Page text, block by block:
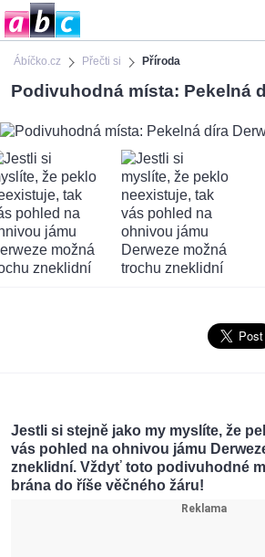
Ábíčko.cz Přečti si Příroda
Podivuhodná místa: Pekelná
Jestli si stejně jako my myslíte, že
vás pohled na ohnivou jámu
zneklidní. Vždyť toto podivuhodné
brána do říše věčného žáru!